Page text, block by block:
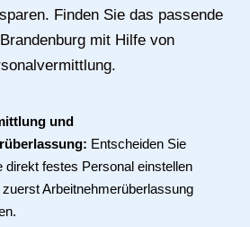
Finden Sie das passende
mit Hilfe von
und
Entscheiden Sie
direkt festes Personal einstellen
Arbeitnehmerüberlassung